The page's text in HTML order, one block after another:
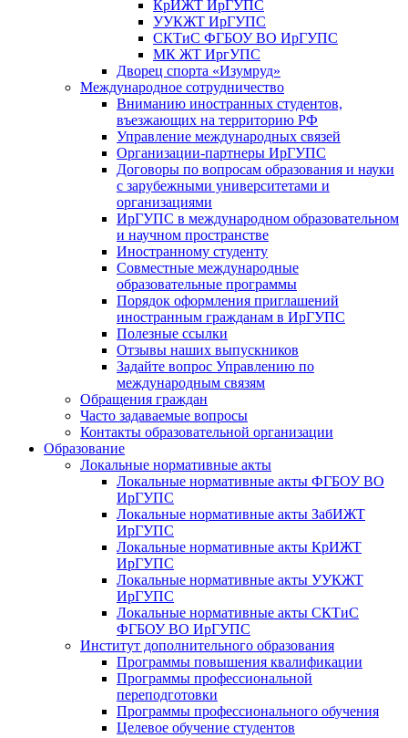
КрИЖТ ИрГУПС
УУКЖТ ИрГУПС
СКТиС ФГБОУ ВО ИрГУПС
МК ЖТ ИргУПС
Дворец спорта «Изумруд»
Международное сотрудничество
Вниманию иностранных студентов,
въезжающих на территорию РФ
Управление международных связей
Организации-партнеры ИрГУПС
Договоры по вопросам образования и науки
с зарубежными университетами и
организациями
ИрГУПС в международном образовательном
и научном пространстве
Иностранному студенту
Совместные международные
образовательные программы
Порядок оформления приглашений
иностранным гражданам в ИрГУПС
Полезные ссылки
Отзывы наших выпускников
Задайте вопрос Управлению по
международным связям
Обращения граждан
Часто задаваемые вопросы
Контакты образовательной организации
Образование
Локальные нормативные акты
Локальные нормативные акты ФГБОУ ВО
ИрГУПС
Локальные нормативные акты ЗабИЖТ
ИрГУПС
Локальные нормативные акты КрИЖТ
ИрГУПС
Локальные нормативные акты УУКЖТ
ИрГУПС
Локальные нормативные акты СКТиС
ФГБОУ ВО ИрГУПС
Институт дополнительного образования
Программы повышения квалификации
Программы профессиональной
переподготовки
Программы профессионального обучения
Целевое обучение студентов